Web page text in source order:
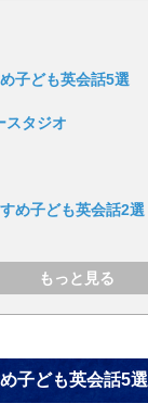
子ども英会話5選
スタジオ
め子ども英会話2選
子ども英会話5選